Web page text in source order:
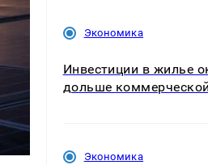
Экономика
Инвестиции в жилье
дольше
Экономика